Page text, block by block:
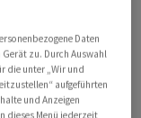
Daten
zu. Durch Auswahl
die unter „Wir und
aufgeführten
und Anzeigen
dieses Menü jederzeit